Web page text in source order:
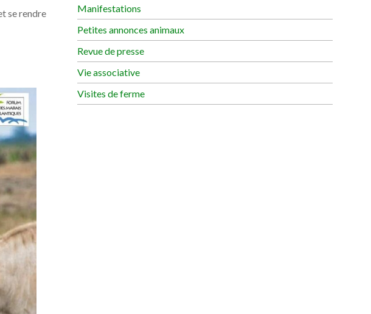
se rendre
Manifestations
Petites annonces animaux
Revue de presse
Vie associative
Visites de ferme